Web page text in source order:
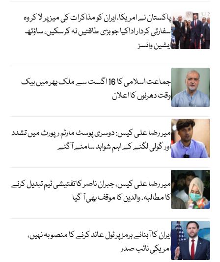
پاکستان نے امریکا، ایران کو مذاکرات کی میز پر لا کر وہ
سفارتی کردار اداکیا جو بڑی طاقتیں نہ کرسکیں، ساؤتھ
ایشین وائسز
جماعت اسلامی کا 16 اگست سے ملک بھر میں بیک
وقت دھرنوں کا اعلان
میر رضا علی کیس: دوسری پوسٹ مارٹم رپورٹ میں تشدد
اور گولی لگنے کے اہم شواہد سامنے آگئے
میر رضا علی کیس، جبران ناصر کا تفتیشی ٹیم تبدیل کرنے
کا مطالبہ، والدین کا موقف بھی آ گیا
ایران کا آبنائے ہرمز پر ٹول عائد کرنے کا منصوبہ نہیں،
امریکی نائب صدر